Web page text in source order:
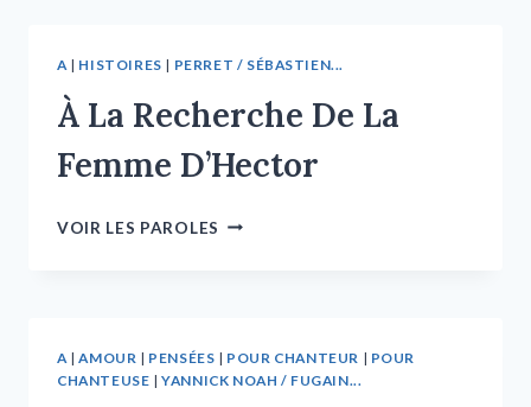
A | HISTOIRES | PERRET / SÉBASTIEN...
À La Recherche De La
Femme D’Hector
VOIR LES PAROLES
A |AMOUR | PENSÉES | POUR CHANTEUR | POUR
CHANTEUSE |YANNICK NOAH / FUGAIN...